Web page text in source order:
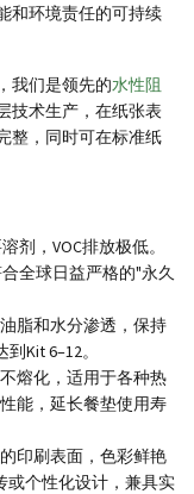
和环境责任的可持续
我们是领先的水性阻
技术生产，在纸张表
整，同时可在标准纸
剂，VOC排放极低。
全球日益严格的"永久
脂和水分渗透，保持
Kit 6–12。
熔化，适用于各种热
能，延长餐垫使用寿
印刷表面，色彩鲜艳
或个性化设计，兼具实